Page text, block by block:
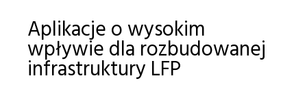
Aplikacje o wysokim
wpływie dla rozbudowanej
infrastruktury LFP